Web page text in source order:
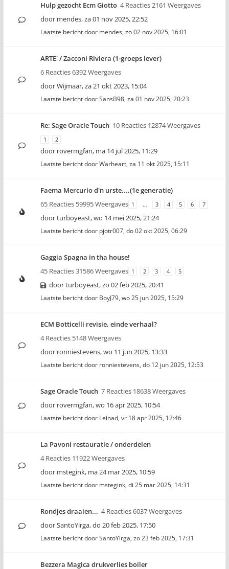
Hulp gezocht Ecm Giotto 4 Reacties 2161 Weergaves
door mendes,za 01 nov 2025, 22:52
Laatste bericht door mendes, zo 02 nov 2025, 16:01
ARTE' / Zacconi Riviera (1-groeps lever)
6 Reacties 6392 Weergaves
doorWijmaar,za 21 okt 2023, 15:04
Laatste bericht doorSansB98, za 01 nov 2025, 20:23
Re: Sage Oracle Touch 10 Reacties 12874 Weergaves
1 2
door rovermgfan, ma 14 jul 2025, 11:29
Laatste bericht doorWarheart, za 11 okt 2025, 15:11
Faema Mercurio d'n urste....(1e generatie)
65 Reacties 59995 Weergaves 1 … 3 4 5 6 7
doorturboyeast,wo 14 mei 2025, 21:24
Laatste bericht door pjotr007, do 02 okt 2025, 06:29
Gaggia Spagna in tha house!
45 Reacties 31586 Weergaves 1 2 3 4 5
doorturboyeast,zo 02 feb 2025, 20:41
Laatste bericht door BoyJ79, wo 25 jun 2025, 15:29
ECM Botticelli revisie, einde verhaal?
4 Reacties 5148 Weergaves
door ronniestevens,wo 11 jun 2025, 13:33
Laatste bericht door ronniestevens, do 12 jun 2025, 12:53
Sage Oracle Touch 7 Reacties 18638 Weergaves
door rovermgfan,wo 16 apr 2025, 10:54
Laatste bericht door Leinad, vr 18 apr 2025, 12:46
La Pavoni restauratie / onderdelen
4 Reacties 11922 Weergaves
door mstegink, ma 24 mar 2025, 10:59
Laatste bericht door mstegink, di 25 mar 2025, 14:31
Rondjes draaien... 4 Reacties 6037 Weergaves
doorSantoYirga,do 20 feb 2025, 17:50
Laatste bericht doorSantoYirga, zo 23 feb 2025, 17:31
Bezzera Magica drukverlies boiler